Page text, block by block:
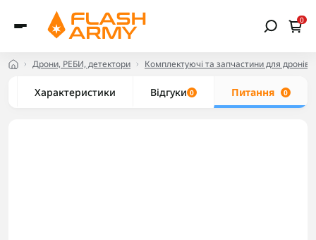
0
Дрони, РЕБИ, детектори Комплектуючі та запчастини для дронів
Характеристики Відгуки 0 Питання 0